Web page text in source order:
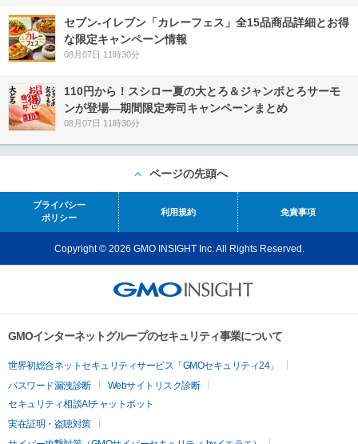
セブン‐イレブン「カレーフェス」全15品商品詳細とお得
な限定キャンペーン情報
08月07日 11時30分
110円から！スシロー夏の大とろ＆ジャンボとろサーモ
ンが登場―期間限定寿司キャンペーンまとめ
08月07日 11時30分
ページの先頭へ
プライバシー
ポリシー
利用規約 免責事項
Copyright © 2026 GMO INSIGHT Inc. All Rights Reserved.
GMOインターネットグループのセキュリティ事業について
世界初総合ネットセキュリティサービス「GMOセキュリティ24」
パスワード漏洩診断
Webサイトリスク診断
セキュリティ相談AIチャットボット
実在証明・盗聴対策